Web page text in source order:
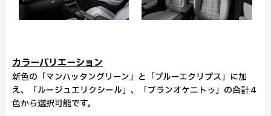
カラーバリエーション
新色の「マンハッタングリーン」と「ブルーエクリプス」に加
え、「ルージュエリクシール」、「ブランオケニトゥ」の合計４
色から選択可能です。